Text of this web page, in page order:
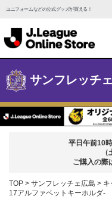
ユニフォームなどの公式グッズが買える！
サンフレッチ
平日午前10
ご購入の際
TOP サンフレッチェ広島
キ
17アルファベットキーホルダ-